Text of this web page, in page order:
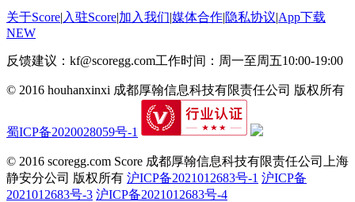
关于Score| 入驻Score|加入我们|媒体合作|隐私协议|App下载
NEW
反馈建议：kf@scoregg.com工作时间：周一至周五10:00-19:00
© 2016 houhanxinxi 成都厚翰信息科技有限责任公司 版权所有
蜀ICP备2020028059号-1
© 2016 scoregg.com Score 成都厚翰信息科技有限责任公司上海
静安分公司 版权所有 沪ICP备2021012683号-1 沪ICP备
2021012683号-3 沪ICP备2021012683号-4